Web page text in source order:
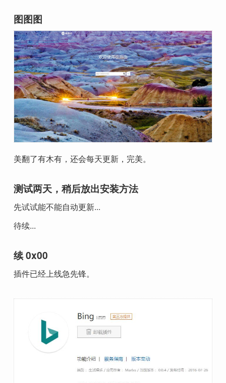
图图图
美翻了有木有，还会每天更新，完美。
测试两天，稍后放出安装方法
先试试能不能自动更新...
待续...
续 0x00
插件已经上线急先锋。